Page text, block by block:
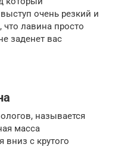
очень резкий и
что лавина просто
заденет вас
называется
масса
вниз с крутого